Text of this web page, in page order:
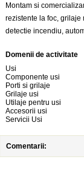
Montam si
rezistente la foc, grilaje
detectie incendiu,
Domenii de activitate
Usi
Componente usi
Porti si grilaje
Grilaje usi
Utilaje pentru usi
Accesorii usi
Servicii Usi
Comentarii: